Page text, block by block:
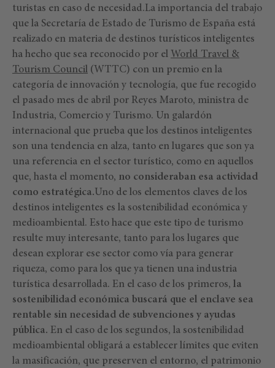
turistas en caso de necesidad.La importancia del trabajo
que la Secretaría de Estado de Turismo de España está
realizado en materia de destinos turísticos inteligentes
ha hecho que sea reconocido por el World Travel &
Tourism Council (WTTC) con un premio en la
categoría de innovación y tecnología, que fue recogido
el pasado mes de abril por Reyes Maroto, ministra de
Industria, Comercio y Turismo. Un galardón
internacional que prueba que los destinos inteligentes
son una tendencia en alza, tanto en lugares que son ya
una referencia en el sector turístico, como en aquellos
que, hasta el momento, no consideraban esa actividad
como estratégica.Uno de los elementos claves de los
destinos inteligentes es la sostenibilidad económica y
medioambiental. Esto hace que este tipo de turismo
resulte muy interesante, tanto para los lugares que
desean explorar ese sector como vía para generar
riqueza, como para los que ya tienen una industria
turística desarrollada. En el caso de los primeros, la
sostenibilidad económica buscará que el enclave sea
rentable sin necesidad de subvenciones y ayudas
pública. En el caso de los segundos, la sostenibilidad
medioambiental obligará a establecer límites que eviten
la masificación, que preserven el entorno, el patrimonio